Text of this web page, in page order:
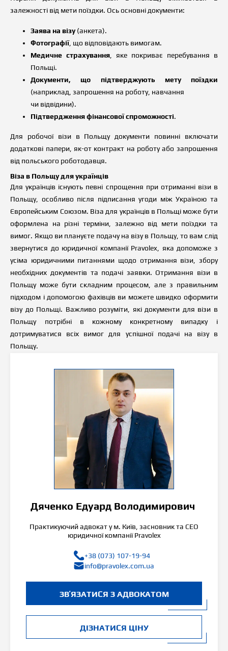
залежності від мети поїздки. Ось основні документи:
Заява на візу(анкета).
Фотографії, що відповідають вимогам.
Медичне страхування , яке покриває перебування в
Польщі.
Документи, що підтверджують мету поїздки
(наприклад, запрошення на роботу, навчання
чи відвідини).
Підтвердження фінансової спроможності.
Для робочої візи в Польщу документи повинні включати
додаткові папери, як-от контракт на роботу або запрошення
від польського роботодавця.
Віза в Польщу для українців
Для українців існують певні спрощення при отриманні візи в
Польщу, особливо після підписання угоди між Україною та
Європейським Союзом. Віза для українців в Польщі може бути
оформлена на різні терміни, залежно від мети поїздки та
вимог. Якщо ви плануєте подачу на візу в Польщу, то вам слід
звернутися до юридичної компанії Pravolex, яка допоможе з
усіма юридичними питаннями щодо отримання візи, збору
необхідних документів та подачі заявки. Отримання візи в
Польщу може бути складним процесом, але з правильним
підходом і допомогою фахівців ви можете швидко оформити
візу до Польщі. Важливо розуміти, які документи для візи в
Польщу потрібні в кожному конкретному випадку і
дотримуватися всіх вимог для успішної подачі на візу в
Польщу.
Дяченко Едуард Володимирович
Практикуючий адвокат у м. Київ, засновник та СЕО
юридичної компанії Pravolex
+38 (073) 107-19-94
info@pravolex.com.ua
ЗВʼЯЗАТИСЯ З АДВОКАТОМ
ДІЗНАТИСЯ ЦІНУ